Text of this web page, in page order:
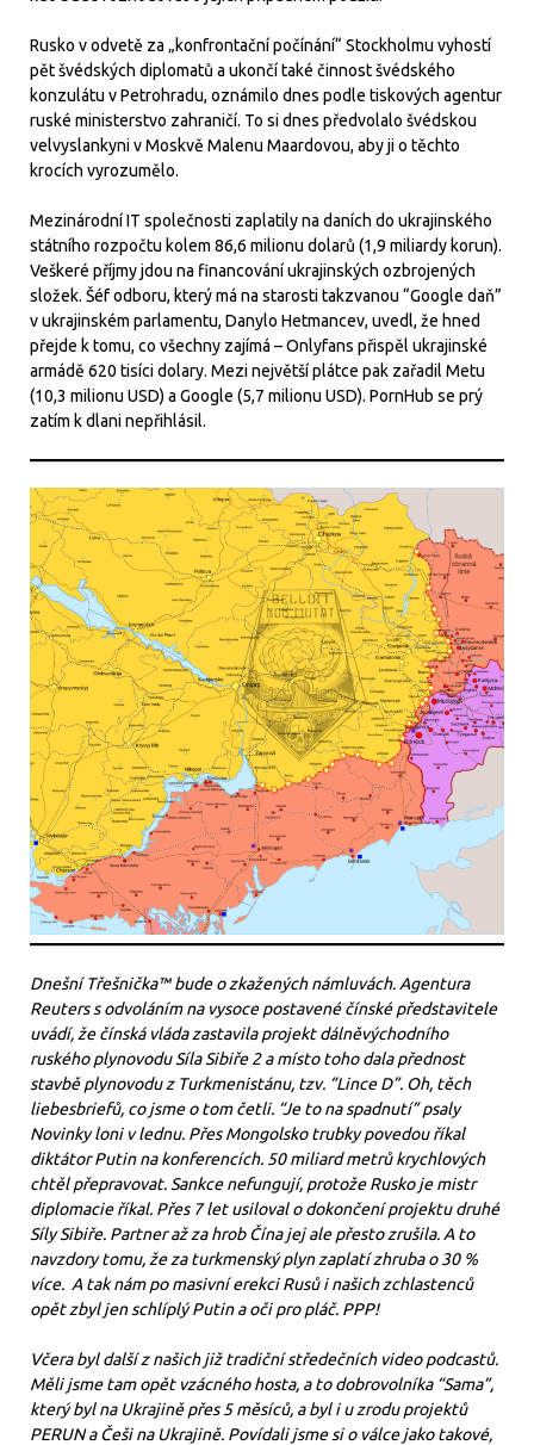
Rusko v odvetě za „konfrontační počínání“ Stockholmu vyhostí
pět švédských diplomatů a ukončí také činnost švédského
konzulátu v Petrohradu, oznámilo dnes podle tiskových agentur
ruské ministerstvo zahraničí. To si dnes předvolalo švédskou
velvyslankyni v Moskvě Malenu Maardovou, aby ji o těchto
krocích vyrozumělo.
Mezinárodní IT společnosti zaplatily na daních do ukrajinského
státního rozpočtu kolem 86,6 milionu dolarů (1,9 miliardy korun).
Veškeré příjmy jdou na financování ukrajinských ozbrojených
složek. Šéf odboru, který má na starosti takzvanou “Google daň”
v ukrajinském parlamentu, Danylo Hetmancev, uvedl, že hned
přejde k tomu, co všechny zajímá – Onlyfans přispěl ukrajinské
armádě 620 tisíci dolary. Mezi největší plátce pak zařadil Metu
(10,3 milionu USD) a Google (5,7 milionu USD). PornHub se prý
zatím k dlani nepřihlásil.
Dnešní Třešnička™ bude o zkažených námluvách. Agentura
Reuters s odvoláním na vysoce postavené čínské představitele
uvádí, že čínská vláda zastavila projekt dálněvýchodního
ruského plynovodu Síla Sibiře 2 a místo toho dala přednost
stavbě plynovodu z Turkmenistánu, tzv. “Lince D”. Oh, těch
liebesbriefů, co jsme o tom četli. “Je to na spadnutí” psaly
Novinky loni v lednu. Přes Mongolsko trubky povedou říkal
diktátor Putin na konferencích. 50 miliard metrů krychlových
chtěl přepravovat. Sankce nefungují, protože Rusko je mistr
diplomacie říkal. Přes 7 let usiloval o dokončení projektu druhé
Síly Sibiře. Partner až za hrob Čína jej ale přesto zrušila. A to
navzdory tomu, že za turkmenský plyn zaplatí zhruba o 30 %
více. A tak nám po masivní erekci Rusů i našich zchlastenců
opět zbyl jen schlíplý Putin a oči pro pláč. PPP!
Včera byl další z našich již tradiční středečních video podcastů.
Měli jsme tam opět vzácného hosta, a to dobrovolníka “Sama”,
který byl na Ukrajině přes 5 měsíců, a byl i u zrodu projektů
PERUN a Češi na Ukrajině. Povídali jsme si o válce jako takové,